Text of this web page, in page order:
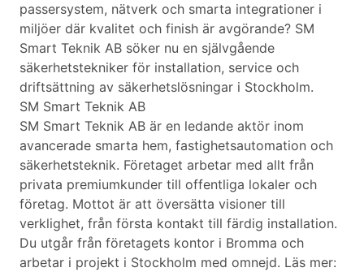
passersystem, nätverk och smarta integrationer i
miljöer där kvalitet och finish är avgörande? SM
Smart Teknik AB söker nu en självgående
säkerhetstekniker för installation, service och
driftsättning av säkerhetslösningar i Stockholm.
SM Smart Teknik AB
SM Smart Teknik AB är en ledande aktör inom
avancerade smarta hem, fastighetsautomation och
säkerhetsteknik. Företaget arbetar med allt från
privata premiumkunder till offentliga lokaler och
företag. Mottot är att översätta visioner till
verklighet, från första kontakt till färdig installation.
Du utgår från företagets kontor i Bromma och
arbetar i projekt i Stockholm med omnejd. Läs mer: